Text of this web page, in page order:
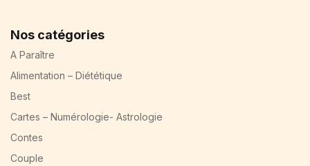
Nos catégories
A Paraître
Alimentation – Diététique
Best
Cartes – Numérologie- Astrologie
Contes
Couple